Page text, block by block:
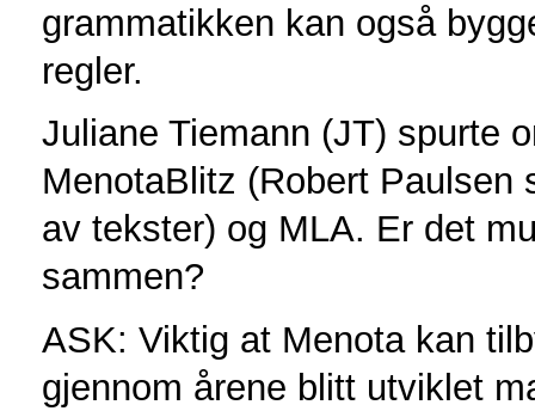
grammatikken kan også
regler.
Juliane Tiemann (JT) spurte
MenotaBlitz (Robert
av tekster) og MLA. Er det
sammen?
ASK: Viktig at Menota kan
gjennom årene blitt utviklet